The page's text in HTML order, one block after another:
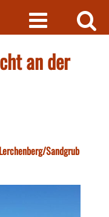
an der
Sandgrub